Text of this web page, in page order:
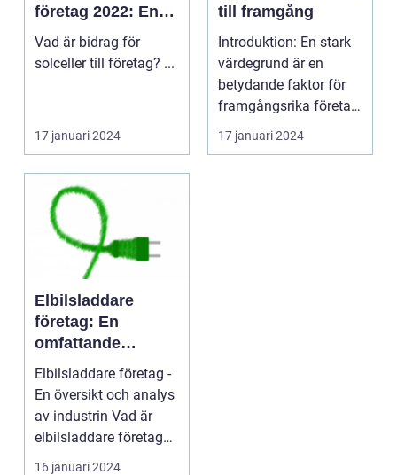
företag 2022: En
översikt
Vad är bidrag för
solceller till företag? ...
17 januari 2024
till framgång
Introduktion: En stark
värdegrund är en
betydande faktor för
framgångsrika företag.
Genom att defini...
17 januari 2024
Elbilsladdare
företag: En
omfattande
översikt över
industrin
Elbilsladdare företag -
En översikt och analys
av industrin Vad är
elbilsladdare företag?
Elbilsl...
16 januari 2024